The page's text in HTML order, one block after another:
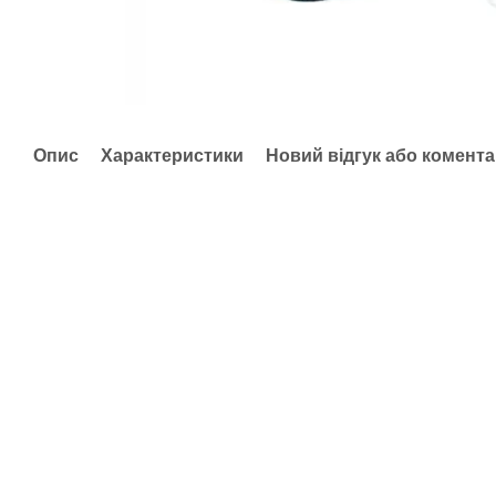
Опис Характеристики Новий відгук або